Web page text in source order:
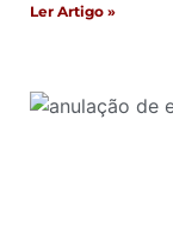
Ler Artigo »